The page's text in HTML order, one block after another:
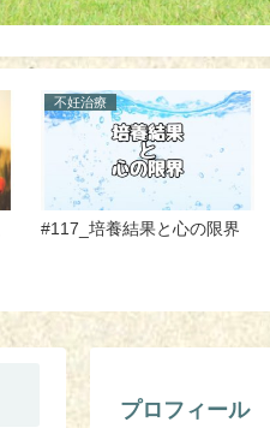
不妊治療
#110_Dクリニックでの移植
プロフィール